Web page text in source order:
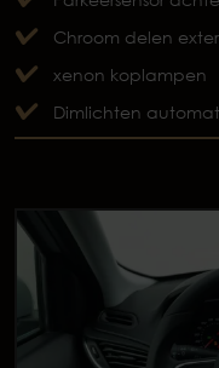
Chroom delen
xenon koplampen
Dimlichten